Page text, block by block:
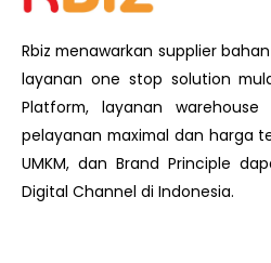
Rbiz menawarkan supplier
layanan one stop solution
Platform, layanan
pelayanan maximal dan harga
UMKM, dan Brand Principle
Digital Channel di Indonesia.